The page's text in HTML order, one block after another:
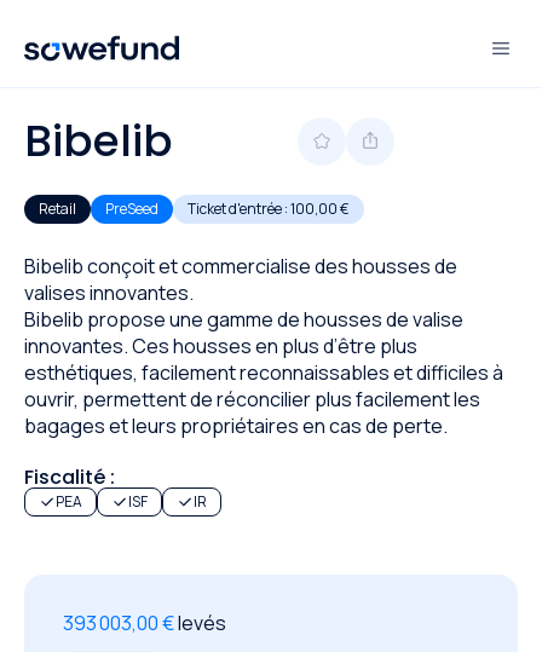
Bibelib
Retail PreSeed Ticket d'entrée :100,00 €
Fiscalité :
PEA ISF IR
Bibelib conçoit et commercialise des housses de
valises innovantes.
Bibelib propose une gamme de housses de valise
innovantes. Ces housses en plus d’être plus
esthétiques, facilement reconnaissables et difficiles à
ouvrir, permettent de réconcilier plus facilement les
bagages et leurs propriétaires en cas de perte.
393 003,00 €levés